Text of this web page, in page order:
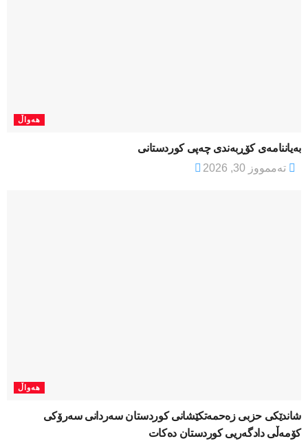
هەواڵ
بەیاننامەی کۆڕبەندی چەپی کوردستانی
تەممووز 30, 2026
هەواڵ
شاندێکی حزبی زەحمەتکێشانی کوردستان سەردانی سەرۆکی
کۆمەڵی دادگەریی کوردستان دەکات